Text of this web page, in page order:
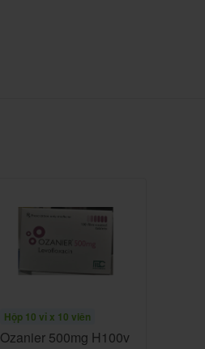
Hộp 10 vỉ x 10 viên
Ozanier 500mg H100v